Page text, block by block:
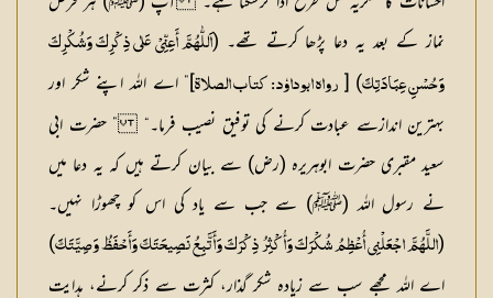
نماز کے بعد یہ دعا پڑھا کرتے تھے۔ (اَللّٰھُمَّ أَعِنِّیْ عَلٰی ذِکْرِکَ وَشُکْرِکَ
وَحُسْنِ عِبَادَتِکَ) [ رواہ ابوداوٗد : کتاب الصلاۃ]” اے اللہ اپنے شکر اور
بہترین اندازسے عبادت کرنے کی توفیق نصیب فرما۔“ ” حضرت ابی
سعید مقبری حضرت ابوہریرہ (رض) سے بیان کرتے ہیں کہ یہ دعا میں
نے رسول اللہ (ﷺ) سے جب سے یاد کی اس کو چھوڑا نہیں۔
(اللَّہُمَّ اجْعَلْنِی أُعْظِمُ شُکْرَکَ وَأُکْثِرُ ذِکْرَکَ وَأَتَّبِعُ نَصِیحَتَکَ وَأَحْفَظُ وَصِیَّتَکَ)
اے اللہ مجھے سب سے زیادہ شکر گذار، کثرت سے ذکر کرنے، ہدایت